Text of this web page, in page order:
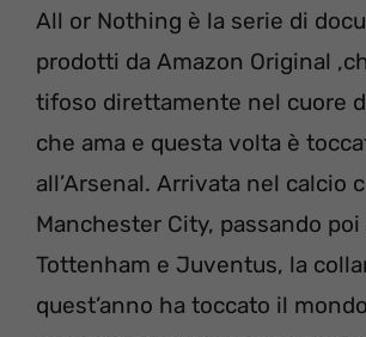
All or Nothing è la serie di
prodotti da Amazon Original
tifoso direttamente nel cuore
che ama e questa volta è
all’Arsenal. Arrivata nel calcio
Manchester City, passando poi
Tottenham e Juventus, la
quest’anno ha toccato il mondo